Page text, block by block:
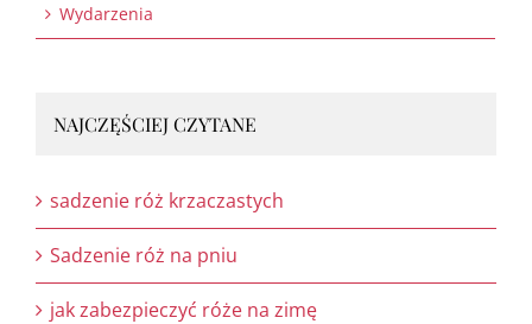
Wydarzenia
NAJCZĘŚCIEJ CZYTANE
sadzenie róż krzaczastych
Sadzenie róż na pniu
jak zabezpieczyć róże na zimę